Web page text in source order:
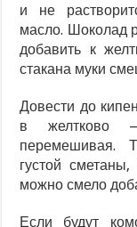
и не
масло. Шоколад
добавить к
стакана муки
Довести до
в желтково
перемешивая.
густой
можно смело
Если будут